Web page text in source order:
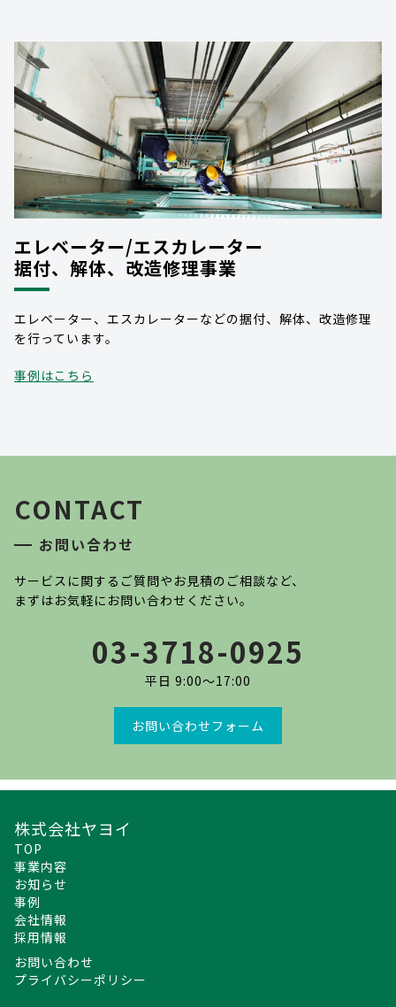
エレベーター/エスカレーター
据付、解体、改造修理事業
エレベーター、エスカレーターなどの据付、解体、改造修理
を行っています。
事例はこちら
CONTACT
お問い合わせ
サービスに関するご質問やお見積のご相談など、
まずはお気軽にお問い合わせください。
03-3718-0925
平日 9:00〜17:00
お問い合わせフォーム
株式会社ヤヨイ
TOP
事業内容
お知らせ
事例
会社情報
採用情報
お問い合わせ
プライバシーポリシー